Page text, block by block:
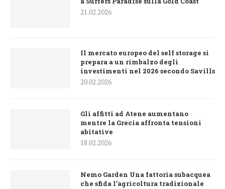
21.02.2026
Il mercato europeo del self storage si
prepara a un rimbalzo degli
investimenti nel 2026 secondo Savills
20.02.2026
Gli affitti ad Atene aumentano
mentre la Grecia affronta tensioni
abitative
18.02.2026
Nemo Garden Una fattoria subacquea
che sfida l’agricoltura tradizionale